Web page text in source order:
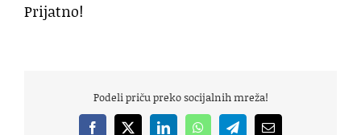
Prijatno!
Podeli priču preko socijalnih mreža!